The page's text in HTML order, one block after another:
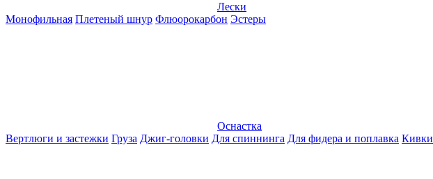
Лески
Монофильная Плетеный шнур Флюорокарбон Эстеры
Оснастка
Вертлюги и застежки Груза Джиг-головки Для спиннинга Для фидера и поплавка Кивки